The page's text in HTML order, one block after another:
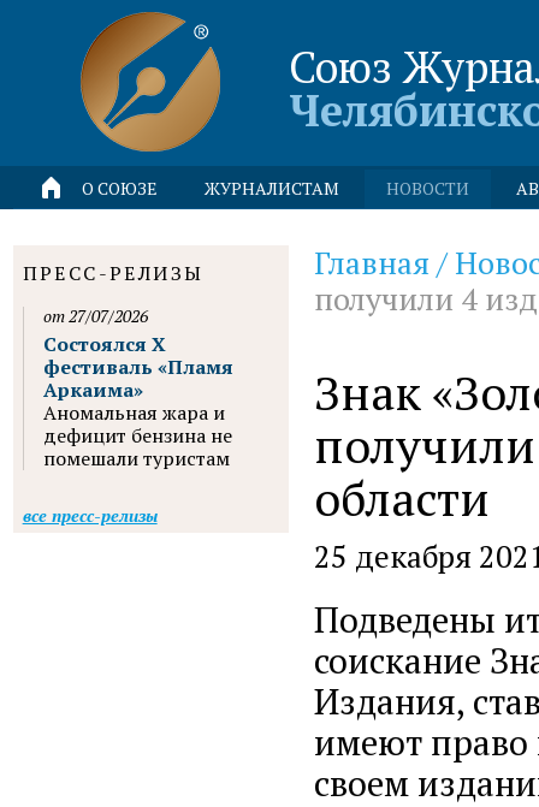
Союз
О СОЮЗЕ ЖУРНАЛИСТАМ НОВОСТИ
Главная /
получили 4
Знак
области
25 декабря
Подведены
соискание
Издания,
имеют право
своем
ПРЕСС-РЕЛИЗЫ
от 27/07/2026
Состоялся X
фестиваль «Пламя
Аркаима»
Аномальная жара и
дефицит бензина не
помешали туристам
все пресс-релизы